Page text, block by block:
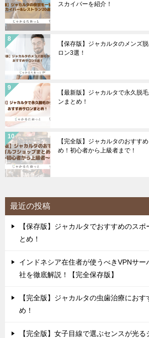
スカイバーを紹介！
【保存版】ジャカルタのメンズ
ロン3選！
【最新版】ジャカルタで永久脱
ンまとめ！
【完全版】ジャカルタのおすす
め！初心者から上級者まで！
最近の投稿
【保存版】ジャカルタでおすすめのスポ
とめ！
インドネシア在住者が使うべきVPNサ
社を徹底解説！【完全保存版】
【完全版】ジャカルタの虫歯治療におす
め！
【完全版】女子目線で選ぶセンスが光る